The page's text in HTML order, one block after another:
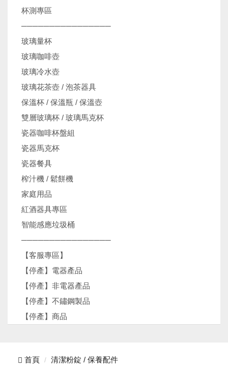
杯測專區
────────────────
玻璃量杯
玻璃咖啡壺
玻璃冷水壺
玻璃花茶壺 / 泡茶器具
保溫杯 / 保溫瓶 / 保溫壺
雙層玻璃杯 / 玻璃馬克杯
瓷器咖啡杯盤組
瓷器馬克杯
瓷器餐具
榨汁機 / 鬆餅機
家庭用品
紅酒器具專區
智能感應垃圾桶
────────────────
【客服專區】
【停產】電器產品
【停產】非電器產品
【停產】不鏽鋼製品
【停產】商品
首頁 清潔粉錠 / 保養配件